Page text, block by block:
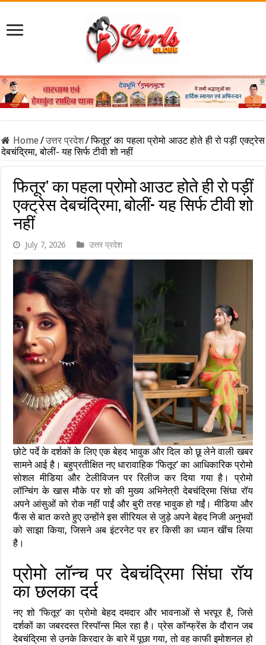
Home/उत्तर प्रदेश/फितूर’ का पहला प्रोमो आउट होते ही रो पड़ीं एक्ट्रेस
देबचंद्रिमा, बोलीं- यह सिर्फ टीवी शो नहीं
फितूर’ का पहला प्रोमो आउट होते ही रो पड़ीं
एक्ट्रेस देबचंद्रिमा, बोलीं- यह सिर्फ टीवी शो
नहीं
July 7, 2026 उत्तर प्रदेश
छोटे पर्दे के दर्शकों के लिए एक बेहद भावुक और दिल को छू लेने वाली खबर
सामने आई है। बहुप्रतीक्षित नए धारावाहिक ‘फितूर’ का आधिकारिक प्रोमो
सोशल मीडिया और टेलीविजन पर रिलीज कर दिया गया है। प्रोमो
लॉन्चिंग के खास मौके पर शो की मुख्य अभिनेत्री देबचंद्रिमा सिंघा रॉय
अपने आंसुओं को रोक नहीं पाईं और बुरी तरह भावुक हो गईं। मीडिया और
फैंस से बात करते हुए उन्होंने इस सीरियल से जुड़े अपने बेहद निजी अनुभवों
को साझा किया, जिसने अब इंटरनेट पर हर किसी का ध्यान खींच लिया
है।
प्रोमो लॉन्च पर देबचंद्रिमा सिंघा रॉय
का छलका दर्द
नए शो ‘फितूर’ का प्रोमो बेहद दमदार और भावनाओं से भरपूर है, जिसे
दर्शकों का जबरदस्त रिस्पॉन्स मिल रहा है। प्रेस कॉन्फ्रेंस के दौरान जब
देबचंद्रिमा से उनके किरदार के बारे में पूछा गया, तो वह काफी इमोशनल हो